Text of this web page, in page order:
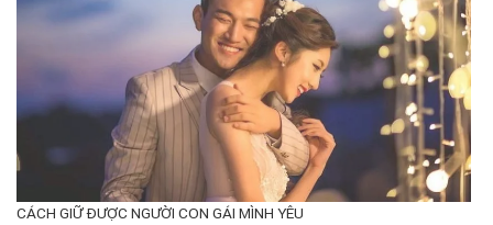
CÁCH GIỮ ĐƯỢC NGƯỜI CON GÁI MÌNH YÊU